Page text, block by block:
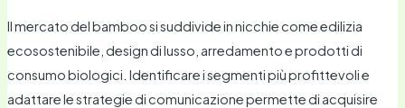
Il mercato del bamboo si suddivide in nicchie come edilizia
ecosostenibile, design di lusso, arredamento e prodotti di
consumo biologici. Identificare i segmenti più profittevoli e
adattare le strategie di comunicazione permette di acquisire